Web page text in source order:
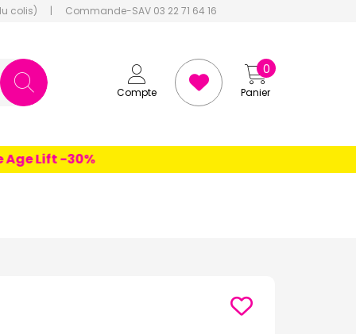
colis) | Commande-SAV 03 22 71 64 16
Compte Panier
0
Lift -30%